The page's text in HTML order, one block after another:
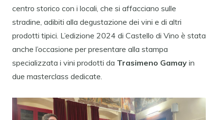
centro storico con i locali, che si affacciano sulle
stradine, adibiti alla degustazione dei vini e di altri
prodotti tipici. L’edizione 2024 di Castello di Vino è stata
anche l’occasione per presentare alla stampa
specializzata i vini prodotti da Trasimeno Gamay in
due masterclass dedicate.